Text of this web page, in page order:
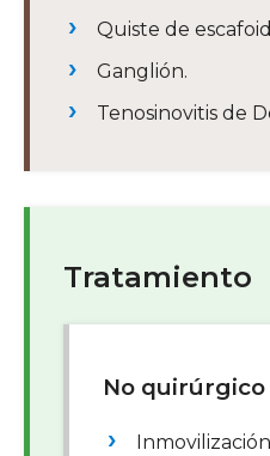
Quiste de
Ganglión.
Tenosinovitis de
Tratamiento
No quirúrgico